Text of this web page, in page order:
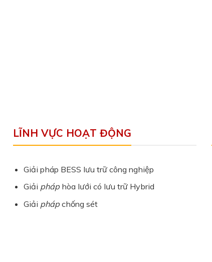
LĨNH VỰC HOẠT ĐỘNG
Giải pháp BESS lưu trữ công nghiệp
Giải pháp hòa lưới có lưu trữ Hybrid
Giải pháp chống sét